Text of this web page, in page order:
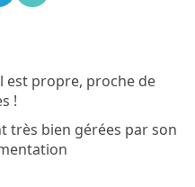
est propre, proche de
!
très bien gérées par son